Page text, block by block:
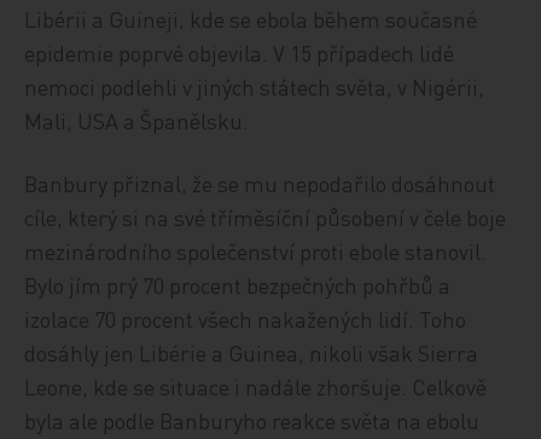
Libérii a Guineji, kde se ebola během současné
epidemie poprvé objevila. V 15 případech lidé
nemoci podlehli v jiných státech světa, v Nigérii,
Mali, USA a Španělsku.
Banbury přiznal, že se mu nepodařilo dosáhnout
cíle, který si na své tříměsíční působení v čele boje
mezinárodního společenství proti ebole stanovil.
Bylo jím prý 70 procent bezpečných pohřbů a
izolace 70 procent všech nakažených lidí. Toho
dosáhly jen Libérie a Guinea, nikoli však Sierra
Leone, kde se situace i nadále zhoršuje. Celkově
byla ale podle Banburyho reakce světa na ebolu